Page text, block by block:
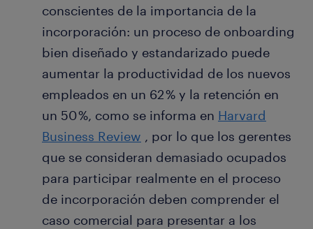
conscientes de la importancia de la
incorporación: un proceso de onboarding
bien diseñado y estandarizado puede
aumentar la productividad de los nuevos
empleados en un 62 % y la retención en
un 50 %, como se informa en Harvard
Business Review , por lo que los gerentes
que se consideran demasiado ocupados
para participar realmente en el proceso
de incorporación deben comprender el
caso comercial para presentar a los